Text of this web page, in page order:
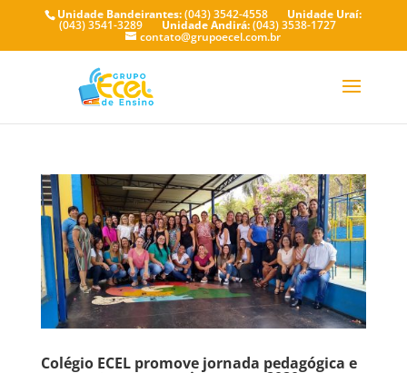
Unidade Bandeirantes:(043) 3542-4558 Unidade Uraí:
(043) 3541-3289 Unidade Andirá:(043) 3538-1727
contato@grupoecel.com.br
Colégio ECEL promove jornada pedagógica e